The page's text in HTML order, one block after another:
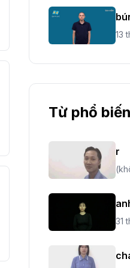
13
Từ phổ biến
r
31